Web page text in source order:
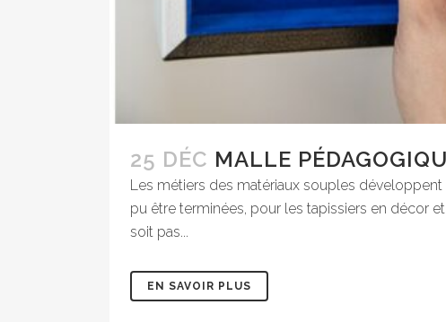
25 DÉC MALLE
Les métiers des matériaux souples
pu être terminées, pour les tapissiers en décor
soit pas...
EN SAVOIR PLUS